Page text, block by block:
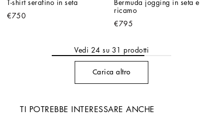
T-shirt serafino in seta
€750
Bermuda jogging in seta e
ricamo
€795
Vedi 24 su 31 prodotti
Carica altro
TI POTREBBE INTERESSARE ANCHE